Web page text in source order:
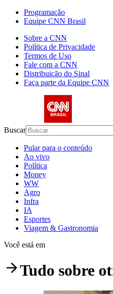
Programação
Equipe CNN Brasil
Sobre a CNN
Política de Privacidade
Termos de Uso
Fale com a CNN
Distribuição do Sinal
Faça parte da Equipe CNN
Buscar
Pular para o conteúdo
Ao vivo
Política
Money
WW
Agro
Infra
IA
Esportes
Viagem & Gastronomia
Você está em
Tudo sobre